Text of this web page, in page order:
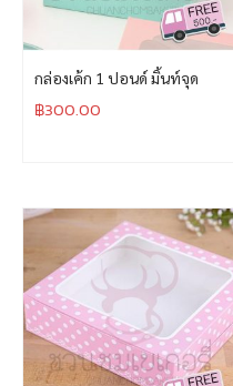
กล่องเค้ก 1 ปอนด์ มิ้นท์จุด
฿300.00